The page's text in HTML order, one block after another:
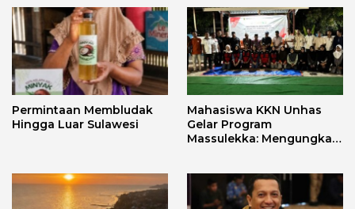
Permintaan Membludak
Hingga Luar Sulawesi
Mahasiswa KKN Unhas
Gelar Program
Massulekka: Mengungkap